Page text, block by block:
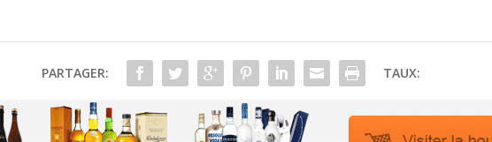
PARTAGER: TAUX: